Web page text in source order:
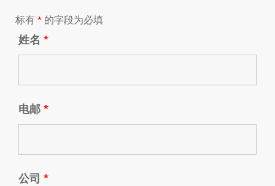
标有 * 的字段为必填
姓名 *
电邮 *
公司 *